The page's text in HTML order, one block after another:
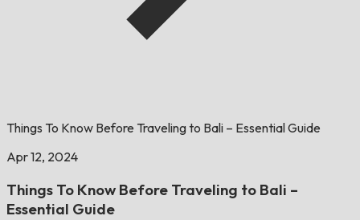
Things To Know Before Traveling to Bali – Essential Guide
Apr 12, 2024
Things To Know Before Traveling to Bali –
Essential Guide